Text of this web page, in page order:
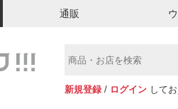
通販
新規登録 / ログイン して